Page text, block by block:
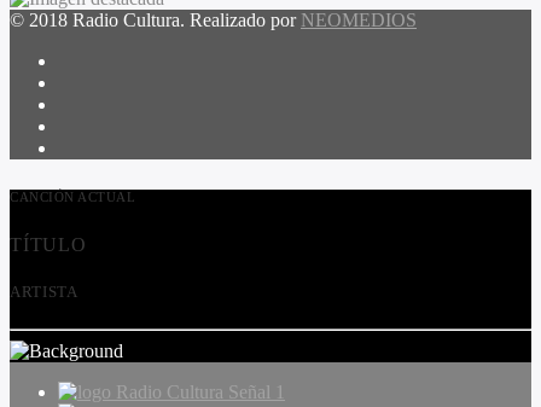
© 2018 Radio Cultura. Realizado por NEOMEDIOS
CANCIÓN ACTUAL
TÍTULO
ARTISTA
Radio Cultura Señal 1